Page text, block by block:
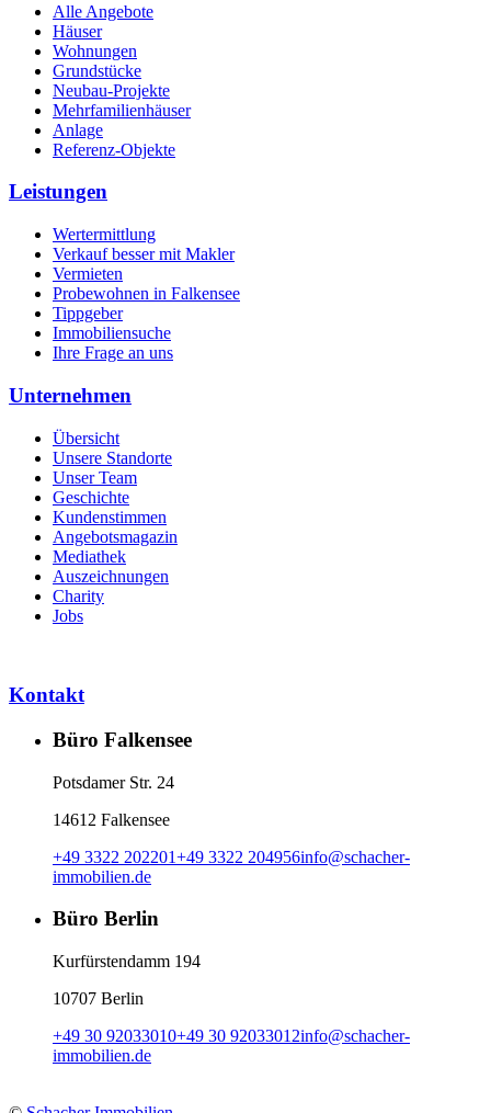
Alle Angebote
Häuser
Wohnungen
Grundstücke
Neubau-Projekte
Mehrfamilienhäuser
Anlage
Referenz-Objekte
Leistungen
Wertermittlung
Verkauf besser mit Makler
Vermieten
Probewohnen in Falkensee
Tippgeber
Immobiliensuche
Ihre Frage an uns
Unternehmen
Übersicht
Unsere Standorte
Unser Team
Geschichte
Kundenstimmen
Angebotsmagazin
Mediathek
Auszeichnungen
Charity
Jobs
Kontakt
Büro Falkensee
Potsdamer Str. 24
14612 Falkensee
+49 3322 202201+49 3322 204956info@schacher-
immobilien.de
Büro Berlin
Kurfürstendamm 194
10707 Berlin
+49 30 92033010+49 30 92033012info@schacher-
immobilien.de